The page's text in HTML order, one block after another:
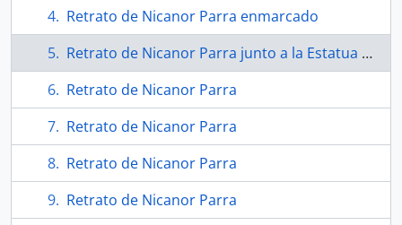
Retrato de Nicanor Parra enmarcado
Retrato de Nicanor Parra junto a la Estatua de la Libertad
Retrato de Nicanor Parra
Retrato de Nicanor Parra
Retrato de Nicanor Parra
Retrato de Nicanor Parra